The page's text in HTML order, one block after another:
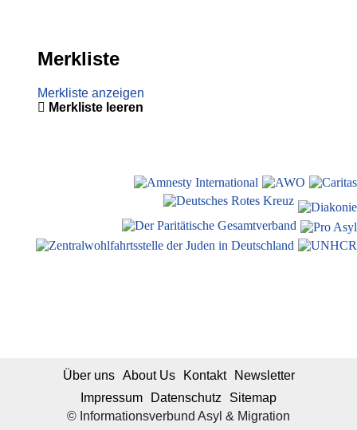
Merkliste
Merkliste anzeigen
Merkliste leeren
© Informationsverbund Asyl & Migration
Über uns About Us Kontakt
Newsletter
Impressum
Datenschutz Sitemap